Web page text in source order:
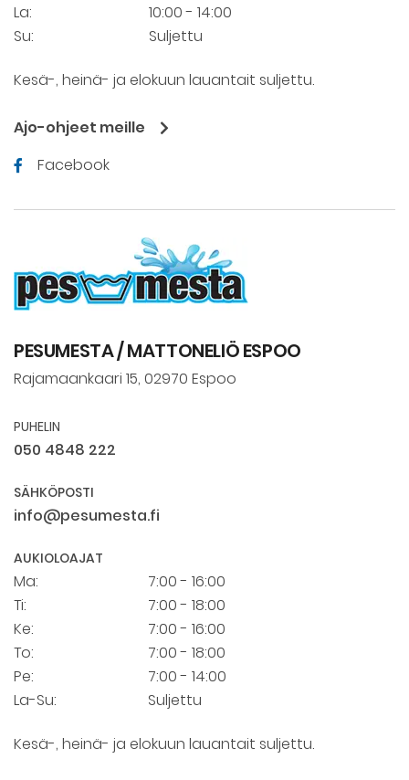
La:
10:00 - 14:00
Su:
Suljettu
Kesä-, heinä- ja elokuun lauantait suljettu.
Ajo-ohjeet meille
Facebook
PESUMESTA / MATTONELIÖ ESPOO
Rajamaankaari 15, 02970 Espoo
PUHELIN
050 4848 222
SÄHKÖPOSTI
info@pesumesta.fi
AUKIOLOAJAT
Ma:
7:00 - 16:00
Ti:
7:00 - 18:00
Ke:
7:00 - 16:00
To:
7:00 - 18:00
Pe:
7:00 - 14:00
La-Su:
Suljettu
Kesä-, heinä- ja elokuun lauantait suljettu.